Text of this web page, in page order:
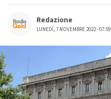
Redazione
LUNEDÌ, 7 NOVEMBRE 2022 - 07:59